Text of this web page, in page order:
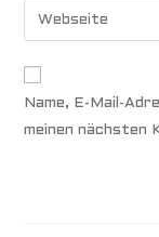
Name, E-Mail-
meinen nächsten